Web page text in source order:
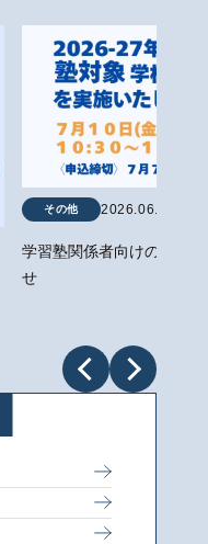
その他 2026.06.29
学習塾関係者向けの学校
せ